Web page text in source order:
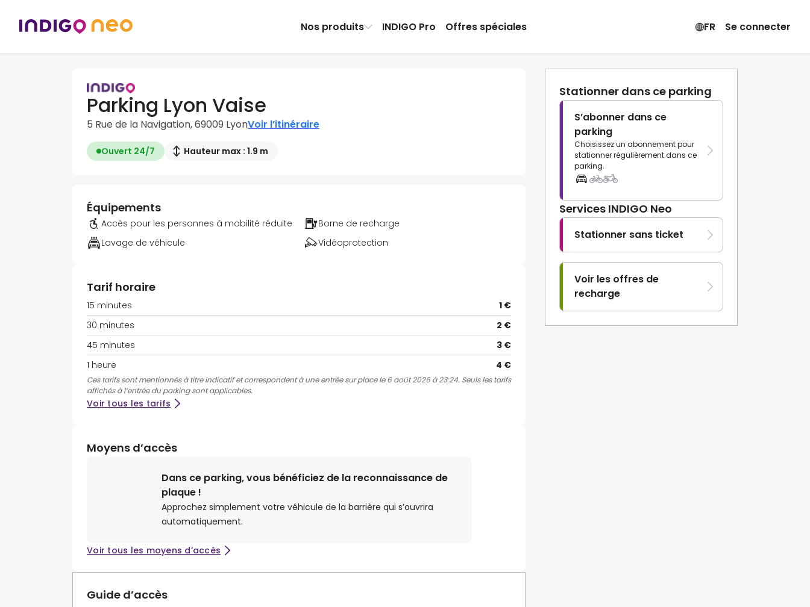
Nos produits INDIGO Pro Offres spéciales FR Se connecter
Parking Lyon Vaise
5 Rue de la Navigation, 69009 LyonVoir l’itinéraire
Ouvert 24/7 Hauteur max : 1.9 m
Stationner dans ce parking
S’abonner dans ce
parking
Choisissez un abonnement pour
stationner régulièrement dans ce
parking.
Services INDIGO Neo
Stationner sans ticket
Voir les offres de
recharge
Équipements
Accès pour les personnes à mobilité réduite
Borne de recharge
Lavage de véhicule
Vidéoprotection
Tarif horaire
15 minutes
1 €
30 minutes
2 €
45 minutes
3 €
1 heure
4 €
Ces tarifs sont mentionnés à titre indicatif et correspondent à une entrée sur place le 6 août 2026 à 23:24. Seuls les tarifs
affichés à l’entrée du parking sont applicables.
Voir tous les tarifs
Moyens d’accès
Dans ce parking, vous bénéficiez de la reconnaissance de
plaque !
Approchez simplement votre véhicule de la barrière qui s’ouvrira
automatiquement.
Voir tous les moyens d’accès
Guide d’accès